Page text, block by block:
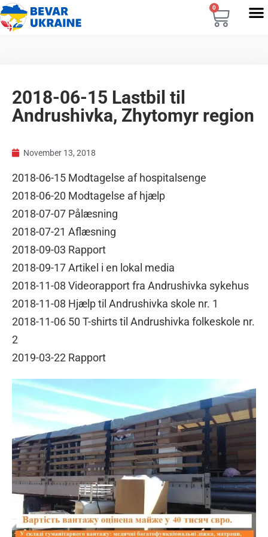
0
2018-06-15 Lastbil til
Andrushivka, Zhytomyr region
November 13, 2018
2018-06-15 Modtagelse af hospitalsenge
2018-06-20 Modtagelse af hjælp
2018-07-07 Pålæsning
2018-07-21 Aflæsning
2018-09-03 Rapport
2018-09-17 Artikel i en lokal media
2018-11-08 Videorapport fra Andrushivka sykehus
2018-11-08 Hjælp til Andrushivka skole nr. 1
2018-11-06 50 T-shirts til Andrushivka folkeskole nr.
2
2019-03-22 Rapport